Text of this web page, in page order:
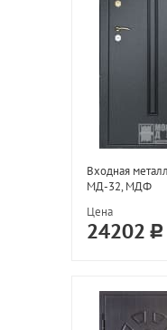
Входная
МД-32, МДФ
Цена
24202